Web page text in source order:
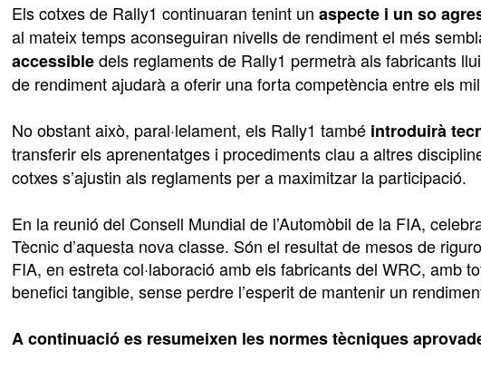
Els cotxes de Rally1 continuaran tenint un aspecte i un so
al mateix temps aconseguiran nivells de rendiment el més
accessibledels reglaments de Rally1 permetrà als fabricants
de rendiment ajudarà a oferir una forta competència entre els
No obstant això, paral·lelament, els Rally1 també introduirà
transferir els aprenentatges i procediments clau a altres
cotxes s’ajustin als reglaments per a maximitzar la participació.
En la reunió del Consell Mundial de l’Automòbil de la FIA,
Tècnic d’aquesta nova classe. Són el resultat de mesos de
FIA, en estreta col·laboració amb els fabricants del WRC, amb
benefici tangible, sense perdre l’esperit de mantenir un
A continuació es resumeixen les normes tècniques